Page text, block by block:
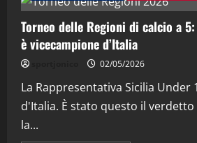
3
"SportEmpire" in
“SportEmpire” in
(Martedi 21 Aprile
21/04/2026
Torneo delle Regioni di calcio a
è vicecampione d’Italia
02/05/2026
La Rappresentativa Sicilia Under
d'Italia. È stato questo il
la...